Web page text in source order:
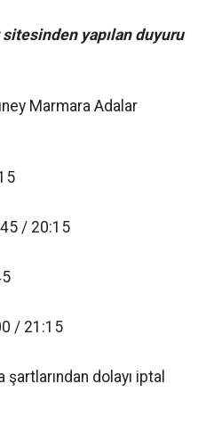
yapılan duyuru
Marmara Adalar
/ 20:15
/ 21:15
dolayı iptal